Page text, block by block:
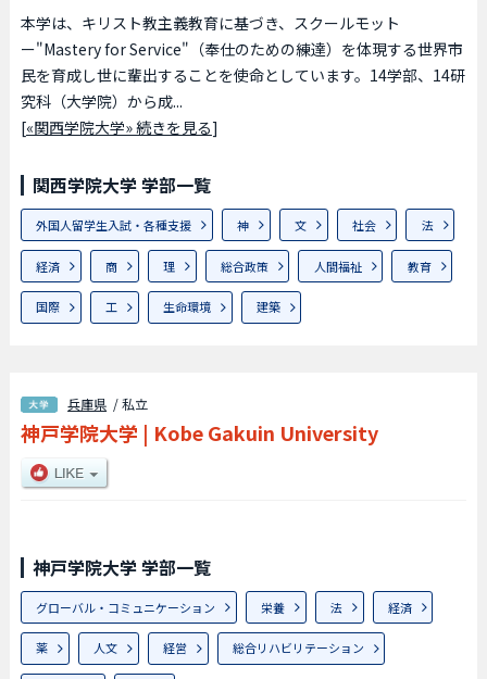
本学は、キリスト教主義教育に基づき、スクールモット
ー"Mastery for Service"（奉仕のための練達）を体現する世界市
民を育成し世に輩出することを使命としています。14学部、14研
究科（大学院）から成...
[«関西学院大学» 続きを見る]
関西学院大学 学部一覧
外国人留学生入試・各種支援 神 文 社会 法
経済 商 理 総合政策 人間福祉 教育
国際 工 生命環境 建築
兵庫県 / 私立
神戸学院大学 | Kobe Gakuin University
神戸学院大学 学部一覧
グローバル・コミュニケーション 栄養 法 経済
薬 人文 経営 総合リハビリテーション